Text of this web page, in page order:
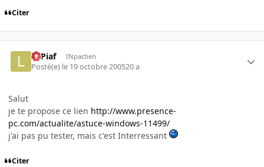
Citer
LePiaf INpactien
Posté(e) le 19 octobre 200520 a
Salut
je te propose ce lien http://www.presence-
pc.com/actualite/astuce-windows-11499/
j'ai pas pu tester, mais c'est Interressant
Citer